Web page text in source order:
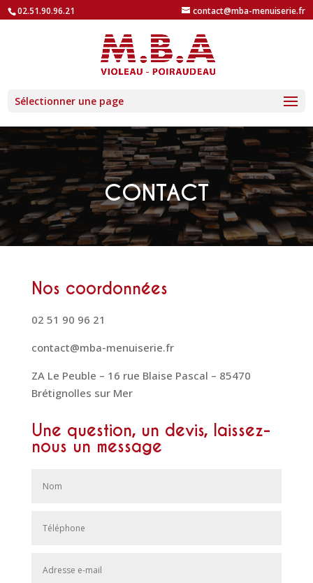
02.51.90.96.21 contact@mba-menuiserie.fr
Sélectionner une page
CONTACT
Nos coordonnées
02 51 90 96 21
contact@mba-menuiserie.fr
ZA Le Peuble – 16 rue Blaise Pascal – 85470
Brétignolles sur Mer
Une question, un devis, laissez-
nous un message